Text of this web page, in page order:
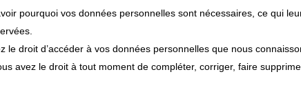
pourquoi vos données personnelles sont nécessaires, ce qui
le droit d’accéder à vos données personnelles que nous
avez le droit à tout moment de compléter, corriger, faire